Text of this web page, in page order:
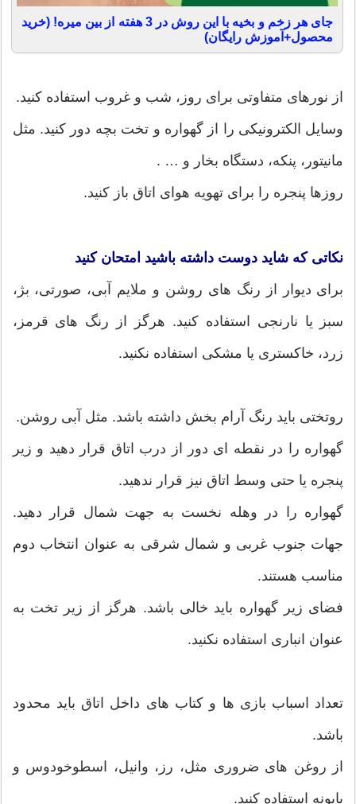
جای هر زخم و بخیه با این روش در 3 هفته از بین میره! (خرید
محصول+آموزش رایگان)
از نورهای متفاوتی برای روز، شب و غروب استفاده کنید.
وسایل الکترونیکی را از گهواره و تخت بچه دور کنید. مثل
مانیتور، پنکه، دستگاه بخار و … .
روزها پنجره را برای تهویه هوای اتاق باز کنید.
نکاتی که شاید دوست داشته باشید امتحان کنید
برای دیوار از رنگ های روشن و ملایم آبی، صورتی، بژ،
سبز یا نارنجی استفاده کنید. هرگز از رنگ های قرمز،
زرد، خاکستری یا مشکی استفاده نکنید.
روتختی باید رنگ آرام بخش داشته باشد. مثل آبی روشن.
گهواره را در نقطه ای دور از درب اتاق قرار دهید و زیر
پنجره یا حتی وسط اتاق نیز قرار ندهید.
گهواره را در وهله نخست به جهت شمال قرار دهید.
جهات جنوب غربی و شمال شرقی به عنوان انتخاب دوم
مناسب هستند.
فضای زیر گهواره باید خالی باشد. هرگز از زیر تخت به
عنوان انباری استفاده نکنید.
تعداد اسباب بازی ها و کتاب های داخل اتاق باید محدود
باشد.
از روغن های ضروری مثل، رز، وانیل، اسطوخودوس و
بابونه استفاده کنید.